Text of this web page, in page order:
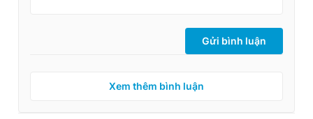
Gửi bình luận
Xem thêm bình luận